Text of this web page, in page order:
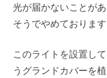
光が届かないことが
そうでやめております
このライトを設置し
うグランドカバーを